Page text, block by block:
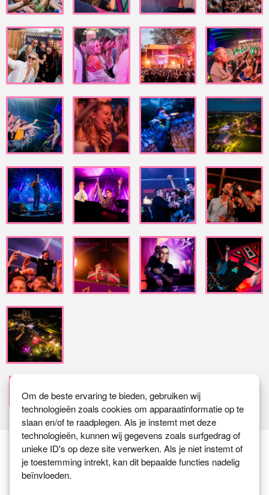
Om de beste ervaring te bieden, gebruiken wij
technologieën zoals cookies om apparaatinformatie op te
slaan en/of te raadplegen. Als je instemt met deze
technologieën, kunnen wij gegevens zoals surfgedrag of
unieke ID's op deze site verwerken. Als je niet instemt of
je toestemming intrekt, kan dit bepaalde functies nadelig
beïnvloeden.
Terug naar het overzicht